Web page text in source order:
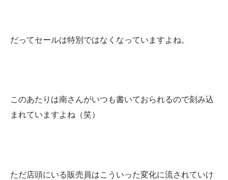
だってセールは特別ではなくなっていますよね。
このあたりは南さんがいつも書いておられるので刻み込
まれていますよね（笑）
ただ店頭にいる販売員はこういった変化に流されていけ